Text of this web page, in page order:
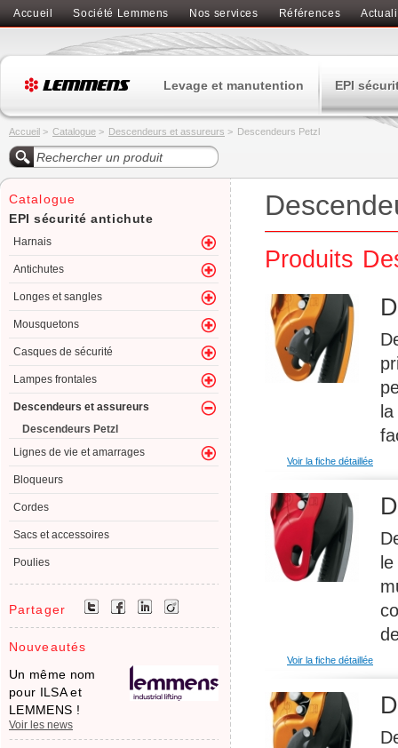
Accueil Société Lemmens Nos services Références
Levage et manutention EPI
Accueil > Catalogue > Descendeurs et assureurs > Descendeurs Petzl
Catalogue
EPI sécurité antichute
Harnais
Antichutes
Longes et sangles
Mousquetons
Casques de sécurité
Lampes frontales
Descendeurs et assureurs
Descendeurs Petzl
Lignes de vie et amarrages
Bloqueurs
Cordes
Sacs et accessoires
Poulies
Partager
Nouveautés
Un même nom
pour ILSA et
LEMMENS !
Voir les news
Produits
Voir la fiche détaillée
Voir la fiche détaillée